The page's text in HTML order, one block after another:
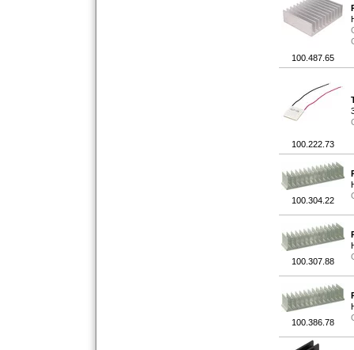
100.487.65
100.222.73
100.304.22
100.307.88
100.386.78